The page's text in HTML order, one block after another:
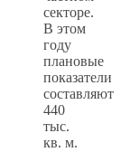
секторе.
В этом
году
плановые
показатели
составляют
440
тыс.
кв. м.